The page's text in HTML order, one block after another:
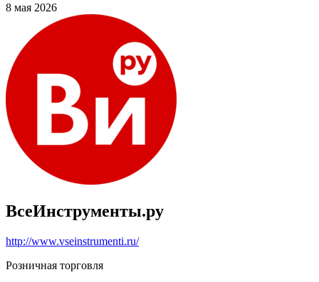
8 мая 2026
ВсеИнструменты.ру
http://www.vseinstrumenti.ru/
Розничная торговля